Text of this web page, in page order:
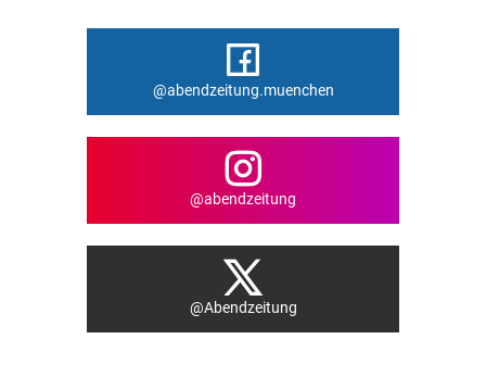
@abendzeitung.muenchen
@abendzeitung
@Abendzeitung